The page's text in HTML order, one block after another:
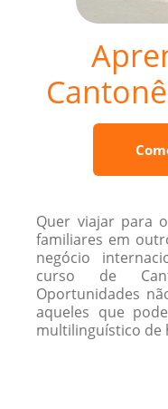
Quer viajar para
familiares em
negócio
curso de
Oportunidades
aqueles que
multilinguístico de